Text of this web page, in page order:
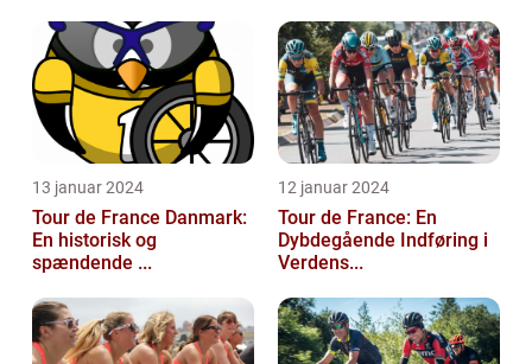
13 januar 2024
Tour de France Danmark:
En historisk og
spændende ...
12 januar 2024
Tour de France: En
Dybdegående Indføring i
Verdens...